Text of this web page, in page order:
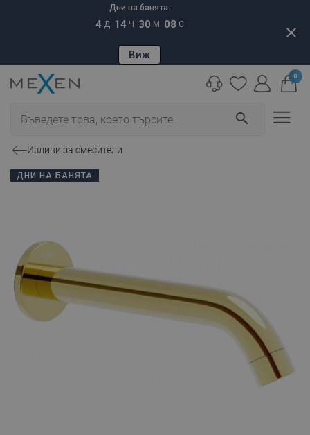
Дни на банята:
4 Д 14 Ч 30 М 07 С
Виж
close
search
0
Изливи за смесители
ДНИ НА БАНЯТА